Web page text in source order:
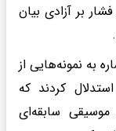
بر آزادی بیان
به نمونه‌هایی از
کردند که
موسیقی سابقه‌ای